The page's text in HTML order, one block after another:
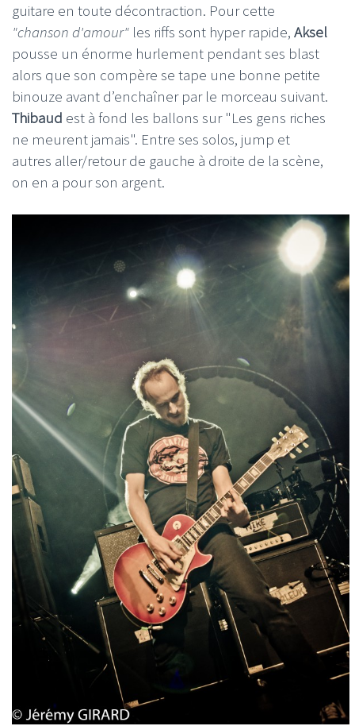
guitare en toute décontraction. Pour cette
"chanson d'amour" les riffs sont hyper rapide, Aksel
pousse un énorme hurlement pendant ses blast
alors que son compère se tape une bonne petite
binouze avant d’enchaîner par le morceau suivant.
Thibaud est à fond les ballons sur "Les gens riches
ne meurent jamais". Entre ses solos, jump et
autres aller/retour de gauche à droite de la scène,
on en a pour son argent.